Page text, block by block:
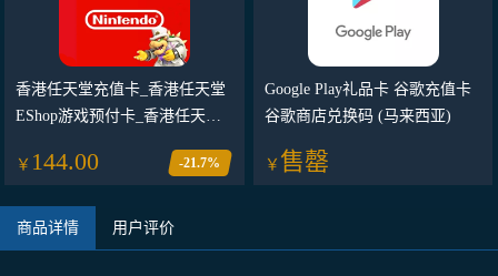
香港任天堂充值卡_香港任天堂
EShop游戏预付卡_香港任天堂
￥ 144.00 -21.7%
Google Play礼品卡 谷歌充值卡
谷歌商店兑换码 (马来西亚)
￥ 售罄
商品详情 用户评价